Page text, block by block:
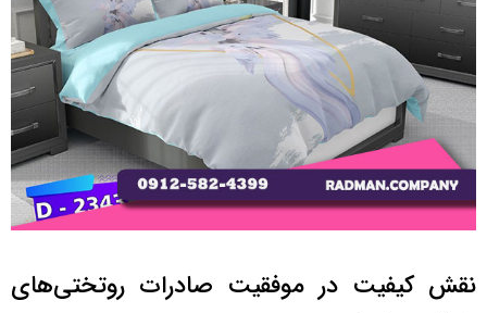
نقش کیفیت در موفقیت صادرات روتختی‌های